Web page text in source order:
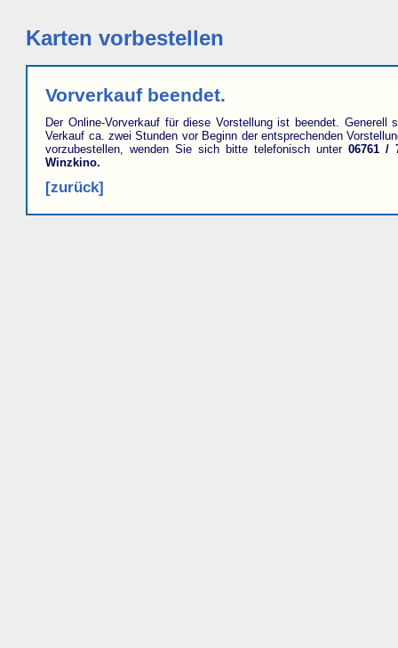
Karten vorbestellen
Vorverkauf beendet.
Der Online-Vorverkauf für diese Vorstellung ist beendet. Generell
Verkauf ca. zwei Stunden vor Beginn der entsprechenden
vorzubestellen, wenden Sie sich bitte telefonisch unter06761 /
Winzkino.
[zurück]